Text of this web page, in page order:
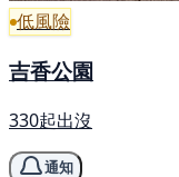
低風險
吉香公園
330起出沒
通知